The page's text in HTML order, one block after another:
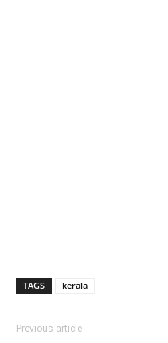
TAGS kerala
Previous article